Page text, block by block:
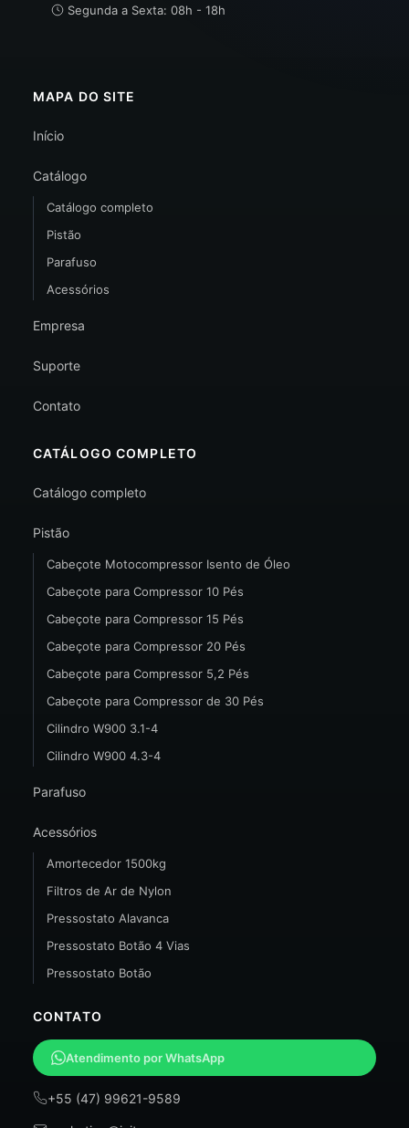
Segunda a Sexta: 08h - 18h
MAPA DO SITE
Início
Catálogo
Catálogo completo
Pistão
Parafuso
Acessórios
Empresa
Suporte
Contato
CATÁLOGO COMPLETO
Catálogo completo
Pistão
Cabeçote Motocompressor Isento de Óleo
Cabeçote para Compressor 10 Pés
Cabeçote para Compressor 15 Pés
Cabeçote para Compressor 20 Pés
Cabeçote para Compressor 5,2 Pés
Cabeçote para Compressor de 30 Pés
Cilindro W900 3.1-4
Cilindro W900 4.3-4
Parafuso
Acessórios
Amortecedor 1500kg
Filtros de Ar de Nylon
Pressostato Alavanca
Pressostato Botão 4 Vias
Pressostato Botão
CONTATO
Atendimento por WhatsApp
+55 (47) 99621-9589